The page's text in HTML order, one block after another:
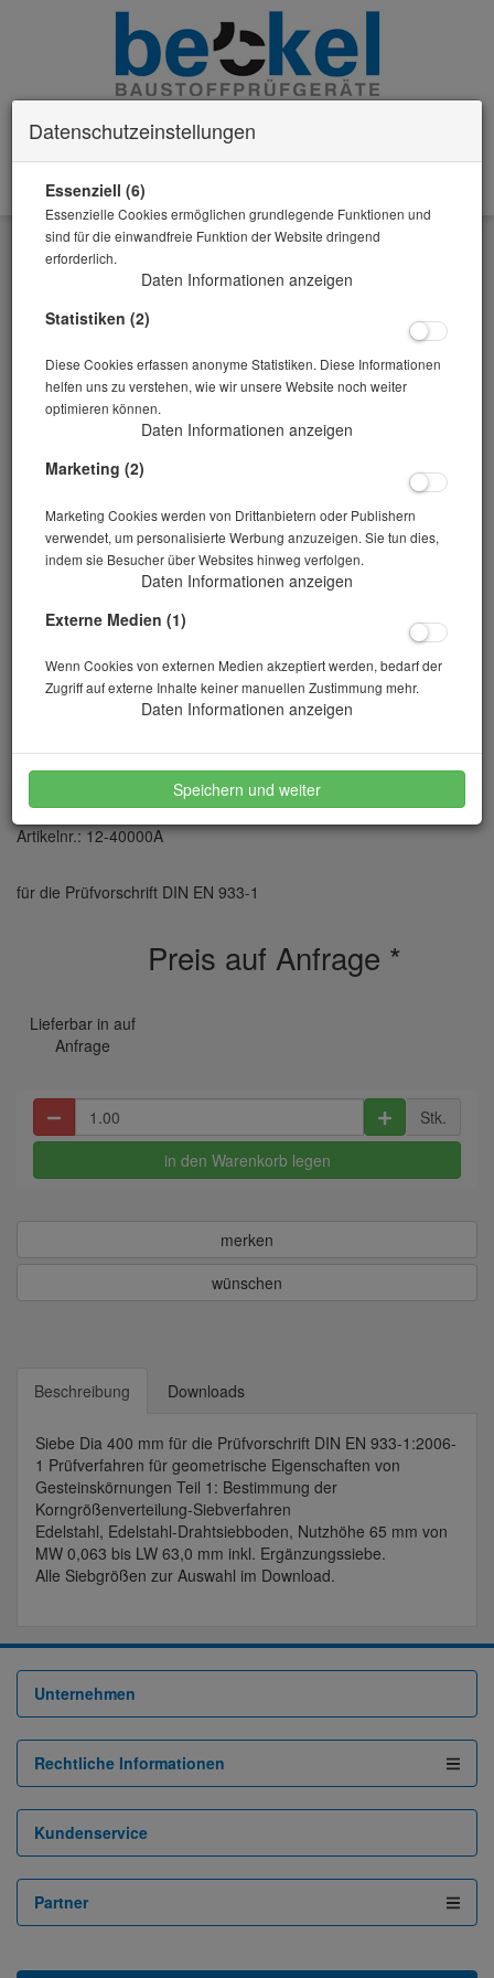
Zurück
Alle Artikel zeigen aus: Korngrößenverteilung
Siebe 400 mm Edelstahl
Artikelnr.: 12-40000A
für die Prüfvorschrift DIN EN 933-1
Preis auf Anfrage *
Lieferbar in auf
Anfrage
Stk.
in den Warenkorb legen
merken
wünschen
Beschreibung Downloads
Siebe Dia 400 mm für die Prüfvorschrift DIN EN 933-1:2006-
1 Prüfverfahren für geometrische Eigenschaften von
Gesteinskörnungen Teil 1: Bestimmung der
Korngrößenverteilung-Siebverfahren
Edelstahl, Edelstahl-Drahtsiebboden, Nutzhöhe 65 mm von
MW 0,063 bis LW 63,0 mm inkl. Ergänzungssiebe.
Alle Siebgrößen zur Auswahl im Download.
Unternehmen
Rechtliche Informationen
Kundenservice
Partner
Datenschutzeinstellungen
Essenziell (6)
Essenzielle Cookies ermöglichen grundlegende Funktionen und
sind für die einwandfreie Funktion der Website dringend
erforderlich.
Daten Informationen anzeigen
Statistiken (2)
Diese Cookies erfassen anonyme Statistiken. Diese Informationen
helfen uns zu verstehen, wie wir unsere Website noch weiter
optimieren können.
Daten Informationen anzeigen
Marketing (2)
Marketing Cookies werden von Drittanbietern oder Publishern
verwendet, um personalisierte Werbung anzuzeigen. Sie tun dies,
indem sie Besucher über Websites hinweg verfolgen.
Daten Informationen anzeigen
Externe Medien (1)
Wenn Cookies von externen Medien akzeptiert werden, bedarf der
Zugriff auf externe Inhalte keiner manuellen Zustimmung mehr.
Daten Informationen anzeigen
Speichern und weiter